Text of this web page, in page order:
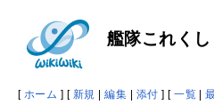
艦隊これく
[ ホーム ] [ 新規 |編集 | 添付 ] [一覧 |